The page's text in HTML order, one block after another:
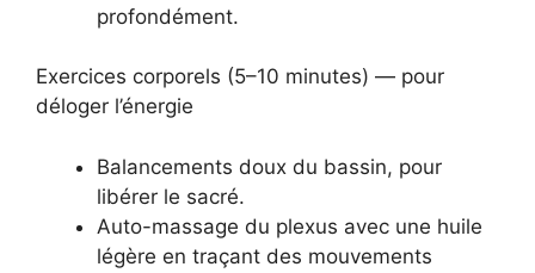
profondément.
Exercices corporels (5–10 minutes) — pour
déloger l’énergie
Balancements doux du bassin, pour
libérer le sacré.
Auto-massage du plexus avec une huile
légère en traçant des mouvements